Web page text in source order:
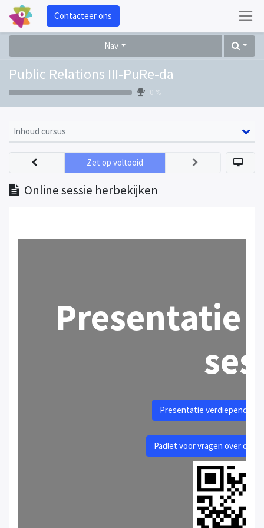
Contacteer ons
Nav
Public Relations III-PuRe-da
0 %
Inhoud cursus
Online sessie herbekijken
Zet op voltooid
Presentatie
Presentatie verdiepende
Padlet voor vragen over de